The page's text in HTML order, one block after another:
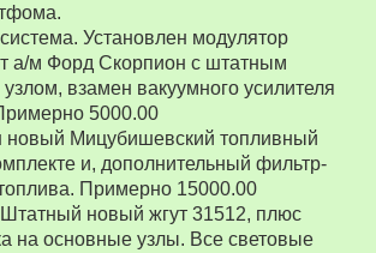
Установлен модулятор
а/м Форд Скорпион с штатным
взамен вакуумного усилителя
5000.00
новый Мицубишевский топливный
и, дополнительный фильтр-
Примерно 15000.00
Штатный новый жгут 31512, плюс
на основные узлы. Все световые